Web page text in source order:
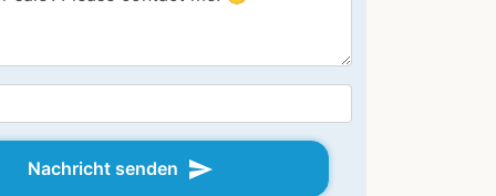
Nachricht senden send